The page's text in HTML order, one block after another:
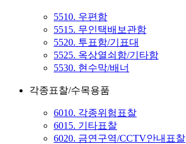
5510. 우편함
5515. 무인택배보관함
5520. 투표함/기표대
5525. 옥상열쇠함/기타함
5530. 현수막/배너
각종표찰/수목용품
6010. 각종위험표찰
6015. 기타표찰
6020. 금연구역/CCTV안내표찰